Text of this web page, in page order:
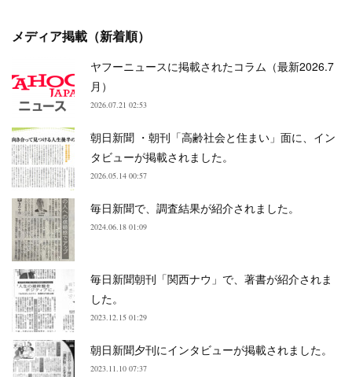
メディア掲載（新着順）
ヤフーニュースに掲載されたコラム（最新2026.7
月）
2026.07.21 02:53
朝日新聞 ・朝刊「高齢社会と住まい」面に、イン
タビューが掲載されました。
2026.05.14 00:57
毎日新聞で、調査結果が紹介されました。
2024.06.18 01:09
毎日新聞朝刊「関西ナウ」で、著書が紹介されま
した。
2023.12.15 01:29
朝日新聞夕刊にインタビューが掲載されました。
2023.11.10 07:37